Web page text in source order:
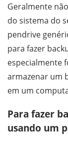
Geralmente
do sistema do
pendrive
para fazer
especialmente
armazenar um
em um
Para fazer
usando um